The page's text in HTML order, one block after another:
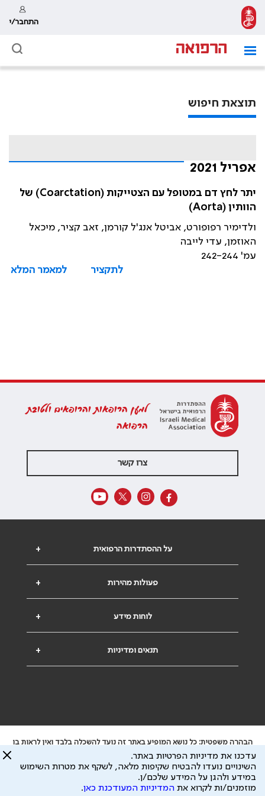
התחבר/י
תוצאת חיפוש
אפריל 2021
יתר לחץ דם במטופל עם הצטייקות (Coarctation) של
הוותין (Aorta)
ולדימיר רפופורט, אביטל אנג'ל קורמן, זאב קציר, מיכאל
האוזמן, עדי לייבה
עמ' 242-244
לתקציר
למאמר המלא
למען הרופאות והרופאים ולטובת
הרפואה
צרו קשר
+ על ההסתדרות הרפואית
+ פעולות מהירות
+ לוחות מידע
+ תנאים ומדיניות
הבהרה משפטית: כל נושא המופיע באתר זה נועד להשכלה בלבד ואין לראות בו
ייעוץ רפואי או משפטי. אין הר"י אחראית לתוכן המתפרסם באתר זה ולכל נזק
שעלול להיגרם.
ידוע לי שהר"י אוספת ושומרת מידע אישי לצורך מתן השרות וכי חלק ממנו עשוי
להיות מועבר לצדדים שלישיים, הכל בכפוף למדיניות הפרטיות
עדכנו את מדיניות הפרטיות באתר.
השינויים נועדו להבטיח שקיפות מלאה, לשקף את מטרות השימוש
במידע ולהגן על המידע שלכם/ן.
מוזמנים/ות לקרוא את המדיניות המעודכנת כאן.